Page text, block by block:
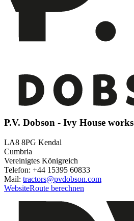
P.V. Dobson - Ivy House works
LA8 8PG Kendal
Cumbria
Vereinigtes Königreich
Telefon: +44 15395 60833
Mail: tractors@pvdobson.com
WebsiteRoute berechnen